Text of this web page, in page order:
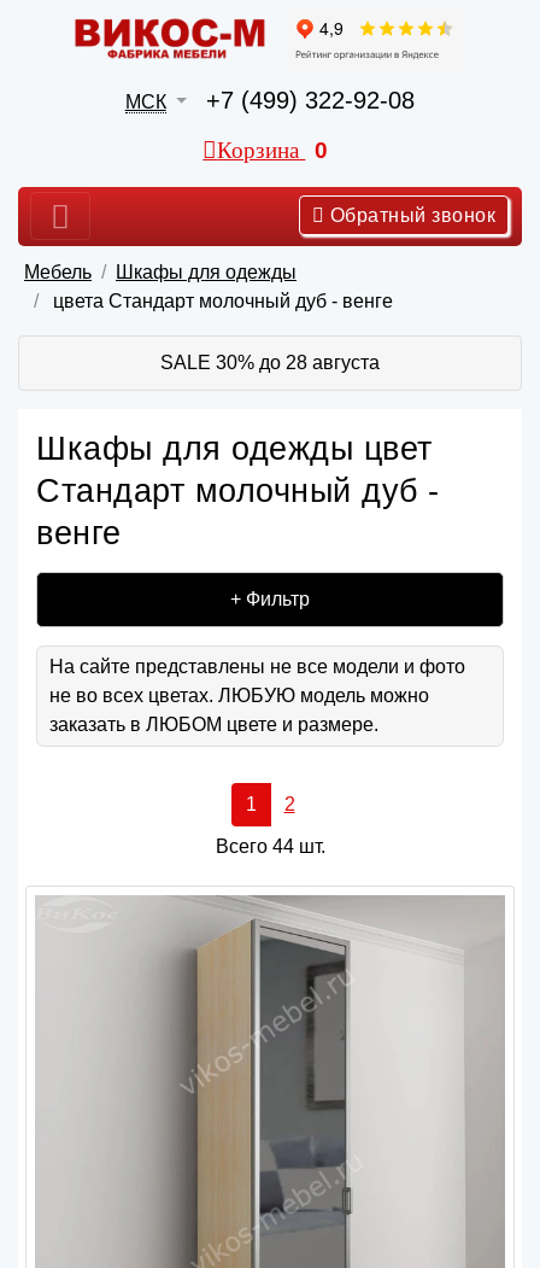
МСК +7 (499) 322-92-08
Корзина 0
Обратный звонок
Мебель
Шкафы для одежды
цвета Стандарт молочный дуб - венге
SALE 30% до 28 августа
Шкафы для одежды цвет
Стандарт молочный дуб -
венге
+ Фильтр
На сайте представлены не все модели и фото
не во всех цветах. ЛЮБУЮ модель можно
заказать в ЛЮБОМ цвете и размере.
1 2
Всего 44 шт.